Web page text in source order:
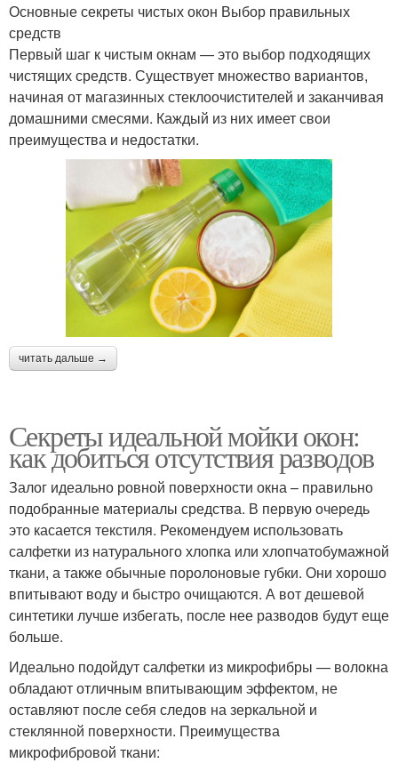
Основные секреты чистых окон Выбор правильных
средств
Первый шаг к чистым окнам — это выбор подходящих
чистящих средств. Существует множество вариантов,
начиная от магазинных стеклоочистителей и заканчивая
домашними смесями. Каждый из них имеет свои
преимущества и недостатки.
читать дальше →
Секреты идеальной мойки окон:
как добиться отсутствия разводов
Залог идеально ровной поверхности окна – правильно
подобранные материалы средства. В первую очередь
это касается текстиля. Рекомендуем использовать
салфетки из натурального хлопка или хлопчатобумажной
ткани, а также обычные поролоновые губки. Они хорошо
впитывают воду и быстро очищаются. А вот дешевой
синтетики лучше избегать, после нее разводов будут еще
больше.
Идеально подойдут салфетки из микрофибры — волокна
обладают отличным впитывающим эффектом, не
оставляют после себя следов на зеркальной и
стеклянной поверхности. Преимущества
микрофибровой ткани: